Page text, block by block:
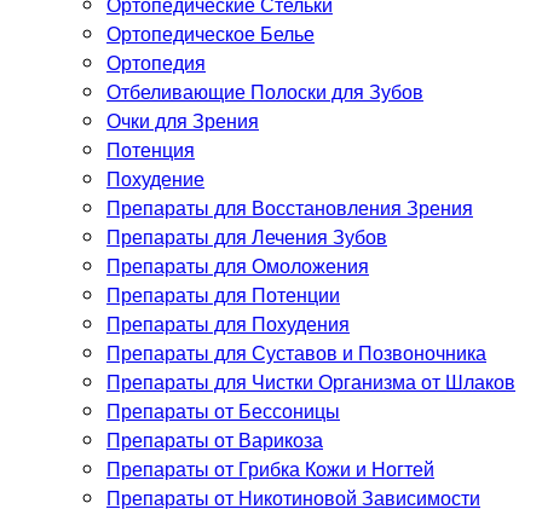
Ортопедическое Белье
Ортопедия
Отбеливающие Полоски для Зубов
Очки для Зрения
Потенция
Похудение
Препараты для Восстановления Зрения
Препараты для Лечения Зубов
Препараты для Омоложения
Препараты для Потенции
Препараты для Похудения
Препараты для Суставов и Позвоночника
Препараты для Чистки Организма от Шлаков
Препараты от Бессоницы
Препараты от Варикоза
Препараты от Грибка Кожи и Ногтей
Препараты от Никотиновой Зависимости